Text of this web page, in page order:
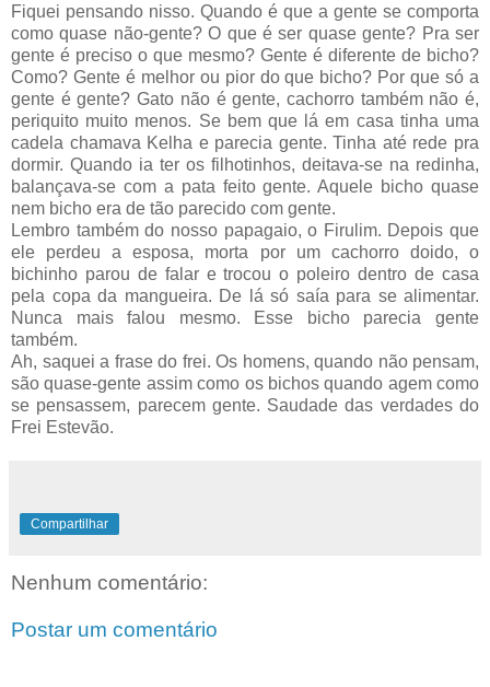
Fiquei pensando nisso. Quando é que a gente se comporta
como quase não-gente? O que é ser quase gente? Pra ser
gente é preciso o que mesmo? Gente é diferente de bicho?
Como? Gente é melhor ou pior do que bicho? Por que só a
gente é gente? Gato não é gente, cachorro também não é,
periquito muito menos. Se bem que lá em casa tinha uma
cadela chamava Kelha e parecia gente. Tinha até rede pra
dormir. Quando ia ter os filhotinhos, deitava-se na redinha,
balançava-se com a pata feito gente. Aquele bicho quase
nem bicho era de tão parecido com gente.
Lembro também do nosso papagaio, o Firulim. Depois que
ele perdeu a esposa, morta por um cachorro doido, o
bichinho parou de falar e trocou o poleiro dentro de casa
pela copa da mangueira. De lá só saía para se alimentar.
Nunca mais falou mesmo. Esse bicho parecia gente
também.
Ah, saquei a frase do frei. Os homens, quando não pensam,
são quase-gente assim como os bichos quando agem como
se pensassem, parecem gente. Saudade das verdades do
Frei Estevão.
Compartilhar
Nenhum comentário:
Postar um comentário